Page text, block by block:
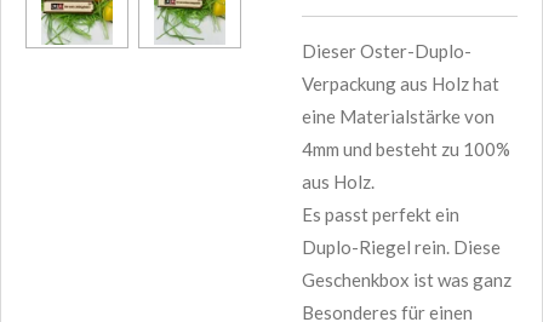
Dieser Oster-Duplo-
Verpackung aus Holz hat
eine Materialstärke von
4mm und besteht zu 100%
aus Holz.
Es passt perfekt ein
Duplo-Riegel rein. Diese
Geschenkbox ist was ganz
Besonderes für einen